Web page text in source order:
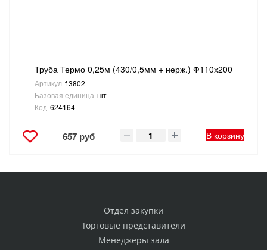
Труба Термо 0,25м (430/0,5мм + нерж.) Ф110х200
Артикул f 3802
Базовая единица шт
Код 624164
657 руб В корзину
Отдел закупки
Торговые представители
Менеджеры зала